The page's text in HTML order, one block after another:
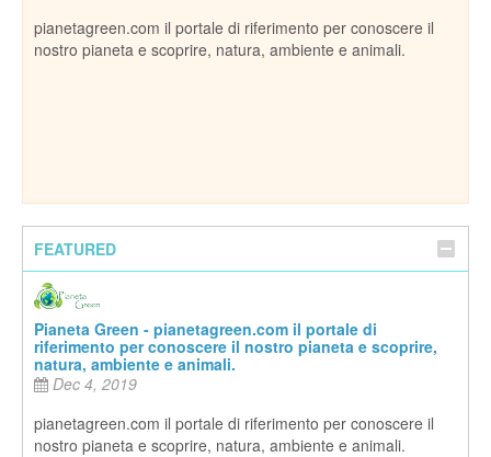
pianetagreen.com il portale di riferimento per conoscere il
nostro pianeta e scoprire, natura, ambiente e animali.
FEATURED
Pianeta Green - pianetagreen.com il portale di
riferimento per conoscere il nostro pianeta e scoprire,
natura, ambiente e animali.
Dec 4, 2019
pianetagreen.com il portale di riferimento per conoscere il
nostro pianeta e scoprire, natura, ambiente e animali.